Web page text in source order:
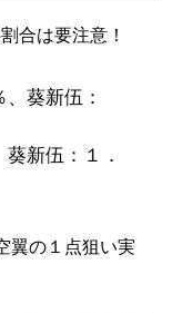
合は要注意！
葵新伍：
新伍：１．
翼の１点狙い実